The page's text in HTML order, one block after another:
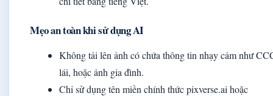
Mẹo an toàn khi sử dụng AI
Không tải lên ảnh có chứa thông tin nhạy cảm như
lái, hoặc ảnh gia đình.
Chỉ sử dụng tên miền chính thức pixverse.ai hoặc